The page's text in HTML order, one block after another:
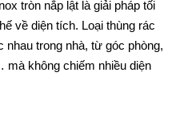
tròn nắp lật là giải pháp tối
về diện tích. Loại thùng rác
nhau trong nhà, từ góc phòng,
không chiếm nhiều diện